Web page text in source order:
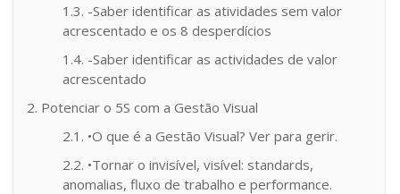
1.3. -Saber identificar as atividades sem valor
acrescentado e os 8 desperdícios
1.4. -Saber identificar as actividades de valor
acrescentado
2. Potenciar o 5S com a Gestão Visual
2.1. •O que é a Gestão Visual? Ver para gerir.
2.2. •Tornar o invisível, visível: standards,
anomalias, fluxo de trabalho e performance.